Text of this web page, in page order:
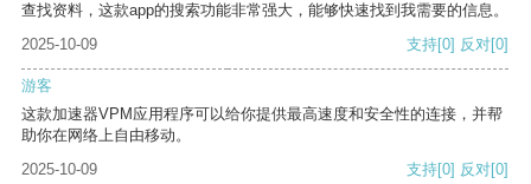
查找资料，这款app的搜索功能非常强大，能够快速找到我需要的信息。
2025-10-09
支持[0] 反对[0]
游客
这款加速器VPM应用程序可以给你提供最高速度和安全性的连接，并帮
助你在网络上自由移动。
2025-10-09
支持[0] 反对[0]